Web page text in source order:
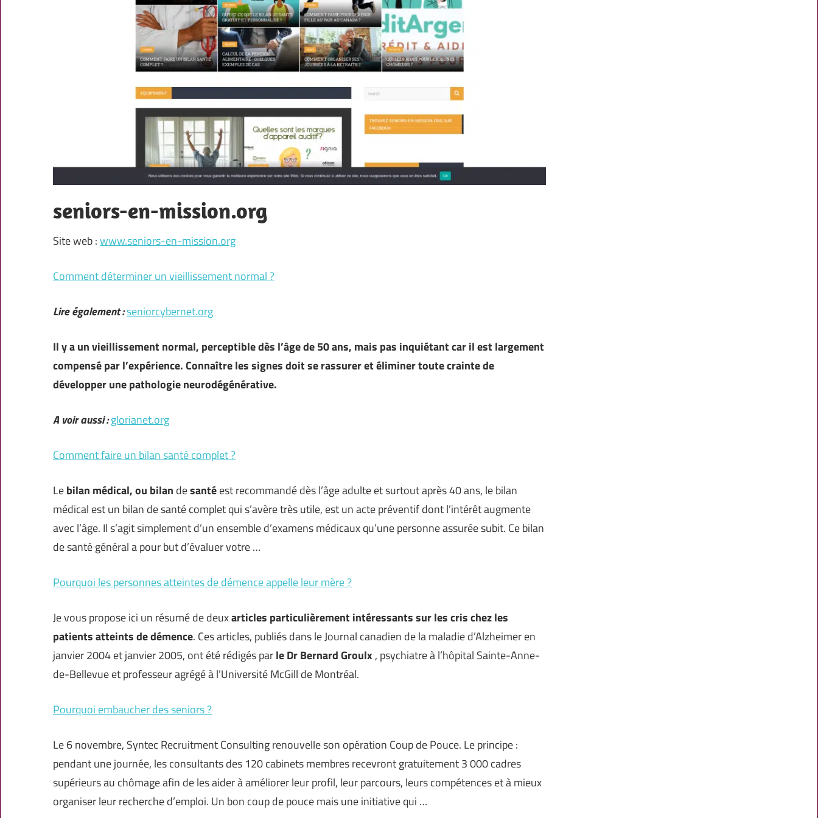
seniors-en-mission.org
Site web :www.seniors-en-mission.org
Comment déterminer un vieillissement normal ?
Lire également :seniorcybernet.org
Il y a un vieillissement normal, perceptible dès l’âge de 50 ans, mais pas inquiétant car il est largement
compensé par l’expérience. Connaître les signes doit se rassurer et éliminer toute crainte de
développer une pathologie neurodégénérative.
A voir aussi :glorianet.org
Comment faire un bilan santé complet ?
Lebilan médical, ou bilan desantéest recommandé dès l’âge adulte et surtout après 40 ans, le bilan
médical est un bilan de santé complet qui s’avère très utile, est un acte préventif dont l’intérêt augmente
avec l’âge. Il s’agit simplement d’un ensemble d’examens médicaux qu’une personne assurée subit. Ce bilan
de santé général a pour but d’évaluer votre …
Pourquoi les personnes atteintes de démence appelle leur mère ?
Je vous propose ici un résumé de deuxarticles particulièrement intéressants sur les cris chez les
patients atteints de démence. Ces articles, publiés dans le Journal canadien de la maladie d’Alzheimer en
janvier 2004 et janvier 2005, ont été rédigés parle Dr Bernard Groulx, psychiatre à l’hôpital Sainte-Anne-
de-Bellevue et professeur agrégé à l’Université McGill de Montréal.
Pourquoi embaucher des seniors ?
Le 6 novembre, Syntec Recruitment Consulting renouvelle son opération Coup de Pouce. Le principe :
pendant une journée, les consultants des 120 cabinets membres recevront gratuitement 3 000 cadres
supérieurs au chômage afin de les aider à améliorer leur profil, leur parcours, leurs compétences et à mieux
organiser leur recherche d’emploi. Un bon coup de pouce mais une initiative qui …